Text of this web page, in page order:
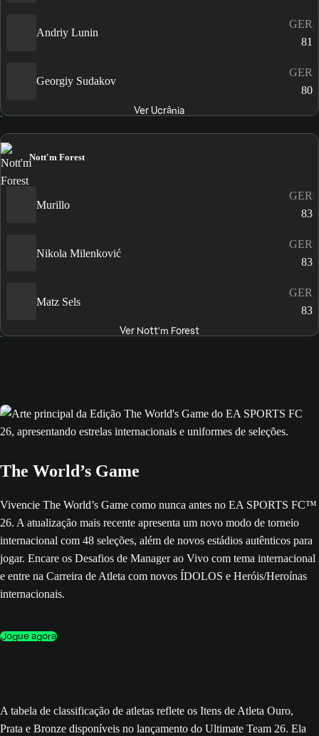
Andriy Lunin
GER
81
Georgiy Sudakov
GER
80
Ver Ucrânia
Nott'm Forest
Murillo
GER
83
Nikola Milenković
GER
83
Matz Sels
GER
83
Ver Nott'm Forest
The World’s Game
Vivencie The World’s Game como nunca antes no EA SPORTS FC™
26. A atualização mais recente apresenta um novo modo de torneio
internacional com 48 seleções, além de novos estádios autênticos para
jogar. Encare os Desafios de Manager ao Vivo com tema internacional
e entre na Carreira de Atleta com novos ÍDOLOS e Heróis/Heroínas
internacionais.
Jogue agora
A tabela de classificação de atletas reflete os Itens de Atleta Ouro,
Prata e Bronze disponíveis no lançamento do Ultimate Team 26. Ela